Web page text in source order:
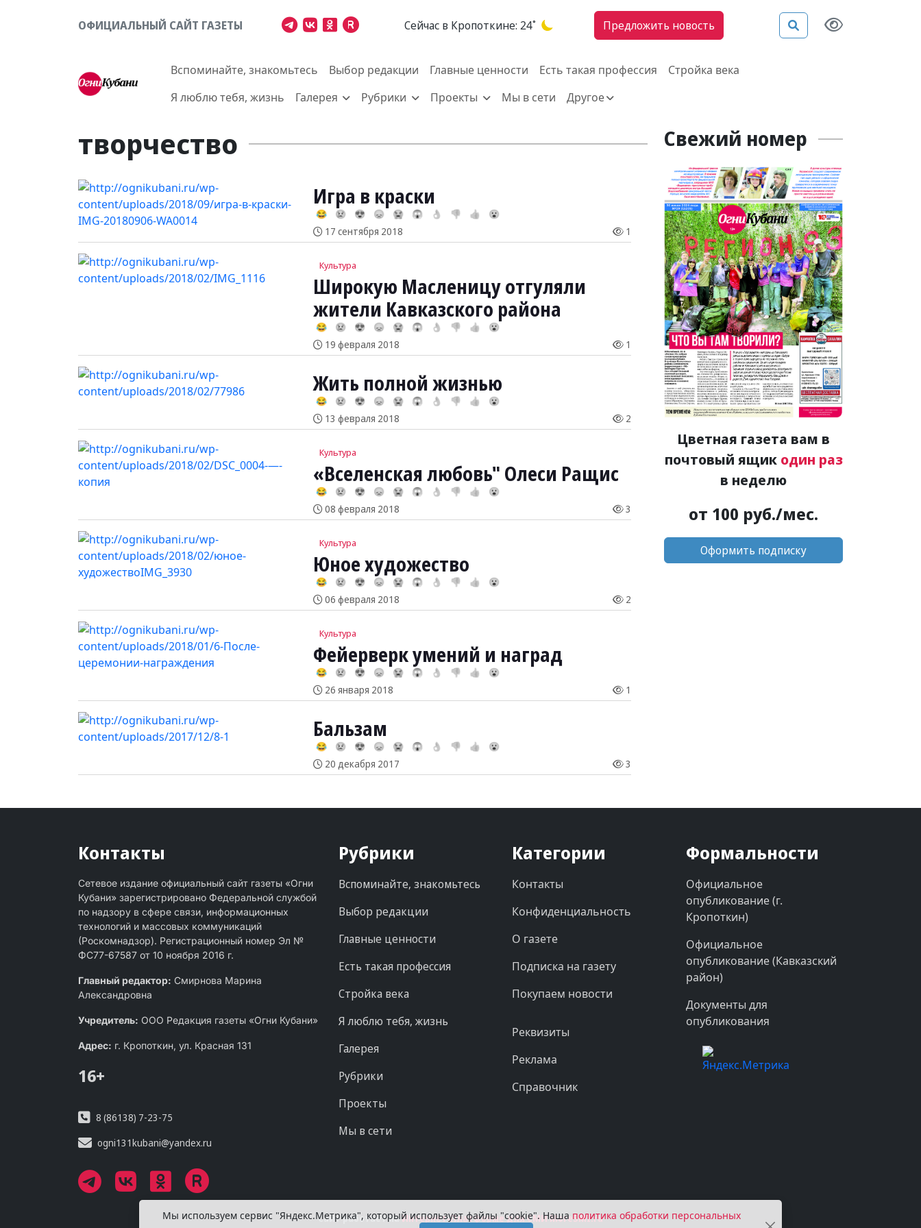
ОФИЦИАЛЬНЫЙ САЙТ ГАЗЕТЫ Cейчас в Кропоткине: 24˚ Предложить новость
Вспоминайте, знакомьтесь Выбор редакции Главные ценности Есть такая профессия
Стройка века
Я люблю тебя, жизнь
Галерея Рубрики Проекты Мы в сети Другое
творчество
Игра в краски
😂 😢 😍 😞 😭 😱 👌 👎 👍 😮
17 сентября 2018 1
Культура
Широкую Масленицу отгуляли
жители Кавказского района
😂 😢 😍 😞 😭 😱 👌 👎 👍 😮
19 февраля 2018 1
Жить полной жизнью
😂 😢 😍 😞 😭 😱 👌 👎 👍 😮
13 февраля 2018 2
Культура
«Вселенская любовь" Олеси Ращис
😂 😢 😍 😞 😭 😱 👌 👎 👍 😮
08 февраля 2018 3
Культура
Юное художество
😂 😢 😍 😞 😭 😱 👌 👎 👍 😮
06 февраля 2018 2
Культура
Фейерверк умений и наград
😂 😢 😍 😞 😭 😱 👌 👎 👍 😮
26 января 2018 1
Бальзам
😂 😢 😍 😞 😭 😱 👌 👎 👍 😮
20 декабря 2017 3
Свежий номер
Цветная газета вам в
почтовый ящик один раз
в неделю
от 100 руб./мес.
Оформить подписку
Контакты
Сетевое издание официальный сайт газеты «Огни
Кубани» зарегистрировано Федеральной службой
по надзору в сфере связи, информационных
технологий и массовых коммуникаций
(Роскомнадзор). Регистрационный номер Эл №
ФС77-67587 от 10 ноября 2016 г.
Главный редактор: Смирнова Марина
Александровна
Учредитель: ООО Редакция газеты «Огни Кубани»
Адрес: г. Кропоткин, ул. Красная 131
16+
8 (86138) 7-23-75
ogni131kubani@yandex.ru
Рубрики
Вспоминайте, знакомьтесь
Выбор редакции
Главные ценности
Есть такая профессия
Стройка века
Я люблю тебя, жизнь
Галерея
Рубрики
Проекты
Мы в сети
Категории
Контакты
Конфиденциальность
О газете
Подписка на газету
Покупаем новости
Реквизиты
Реклама
Справочник
Формальности
Официальное
опубликование (г.
Кропоткин)
Официальное
опубликование (Кавказский
район)
Документы для
опубликования
Сайт работает наИнтернет-Платформе для СМИ MoreSMI.ru
Мы используем сервис "Яндекс.Метрика", который использует файлы "cookie". Нашаполитика обработки персональных